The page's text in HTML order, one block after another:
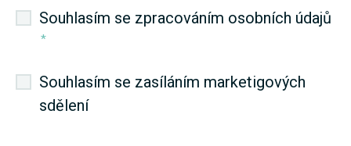
Souhlasím se zpracováním osobních údajů
*
Souhlasím se zasíláním marketigových
sdělení